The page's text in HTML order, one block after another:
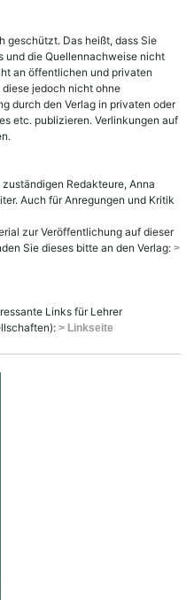
geschützt. Das heißt, dass Sie
und die Quellennachweise nicht
an öffentlichen und privaten
jedoch nicht ohne
durch den Verlag in privaten oder
etc. publizieren. Verlinkungen auf
Redakteure, Anna
Auch für Anregungen und Kritik
zur Veröffentlichung auf dieser
Sie dieses bitte an den Verlag: >
Links für Lehrer
> Linkseite